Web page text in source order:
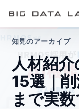
知見のアーカイブ
人材紹
15選｜
まで実